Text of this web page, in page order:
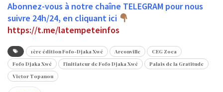
Abonnez-vous à notre chaîne TELEGRAM pour nous
suivre 24h/24, en cliquant ici
https://t.me/latempeteinfos
1ère édition Fofo-Djaka Xwé Arconville
CEG Zoca
Fofo Djaka Xwé
l'initiateur de Fofo Djaka Xwé
Palais de la Gratitude
Victor Topanou